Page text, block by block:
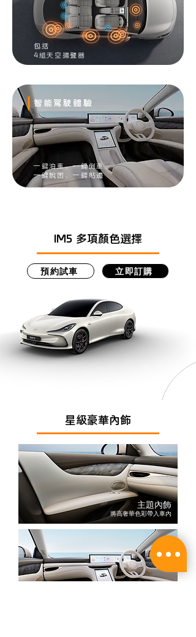
包括
4組天空揚聲器
智能駕駛體驗
一鍵泊車、一鍵倒車​、
一鍵脫困、一鍵貼邊
IM5 多項顏色選擇
預約試車 立即訂購
星級豪華內飾
主題內飾
將高奢華色彩帶入車內